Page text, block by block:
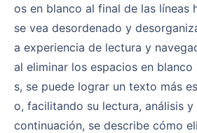
os en blanco al final de las líneas
se vea desordenado y
a experiencia de lectura y
al eliminar los espacios en blanco
s, se puede lograr un texto más
o, facilitando su lectura, análisis y
continuación, se describe cómo